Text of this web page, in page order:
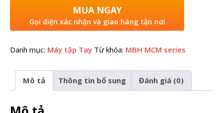
MUA NGAY
Gọi điện xác nhận và giao hàng tận nơi
Danh mục: Máy tập Tay Từ khóa: MBH MCM series
Mô tả Thông tin bổ sung Đánh giá (0)